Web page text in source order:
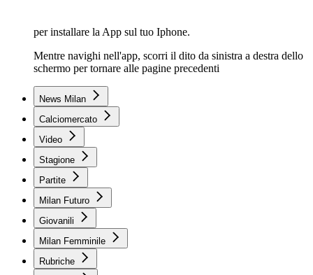
per installare la App sul tuo Iphone.
Mentre navighi nell'app, scorri il dito da sinistra a destra dello
schermo per tornare alle pagine precedenti
News Milan
Calciomercato
Video
Stagione
Partite
Milan Futuro
Giovanili
Milan Femminile
Rubriche